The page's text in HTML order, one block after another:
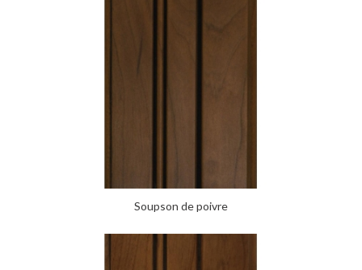
Soupson de poivre